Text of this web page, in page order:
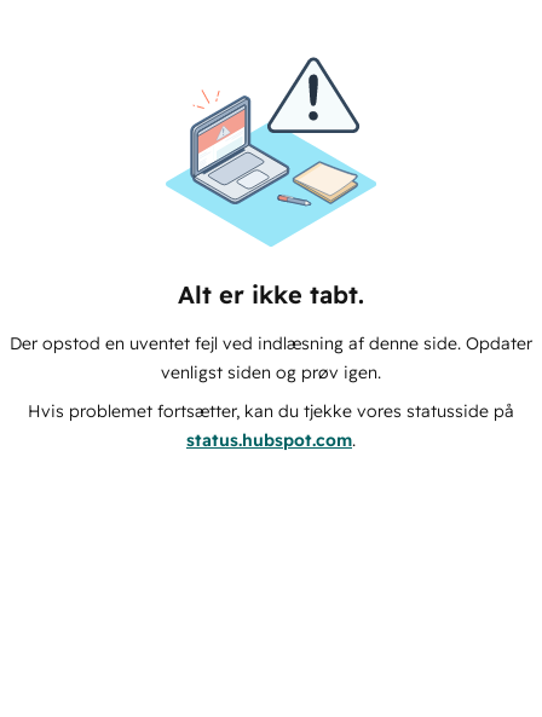
Alt er ikke tabt.
Der opstod en uventet fejl ved indlæsning af denne side. Opdater
venligst siden og prøv igen.
Hvis problemet fortsætter, kan du tjekke vores statusside på
status.hubspot.com.